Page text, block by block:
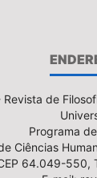
de
Programa
Ciências
64.049-550,